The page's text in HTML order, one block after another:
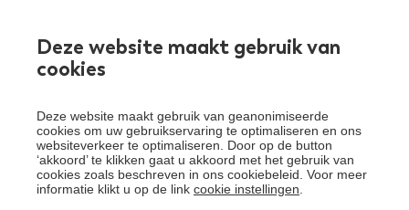
Deze website maakt gebruik van
cookies
Deze website maakt gebruik van geanonimiseerde
cookies om uw gebruikservaring te optimaliseren en ons
websiteverkeer te optimaliseren. Door op de button
‘akkoord’ te klikken gaat u akkoord met het gebruik van
cookies zoals beschreven in ons cookiebeleid. Voor meer
informatie klikt u op de link cookie instellingen
Over Santeon
Waardegedreven zorg
Schrijf je in voor de nieuwsbrief
Schrijf je in voor onze nieuwsbrief en ontvang het